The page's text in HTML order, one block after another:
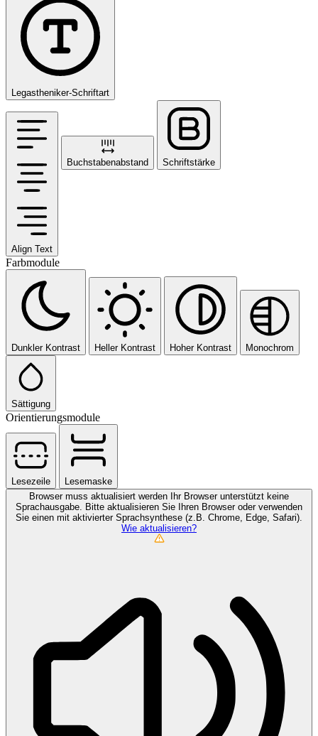
Legastheniker-Schriftart
Align Text
Buchstabenabstand Schriftstärke
Farbmodule
Dunkler Kontrast Heller Kontrast Hoher Kontrast Monochrom
Sättigung
Orientierungsmodule
Lesezeile
Lesemaske
Browser muss aktualisiert werden
Ihr Browser unterstützt keine
Sprachausgabe. Bitte aktualisieren Sie Ihren Browser oder verwenden
Sie einen mit aktivierter Sprachsynthese (z.B. Chrome, Edge, Safari).
Wie aktualisieren?